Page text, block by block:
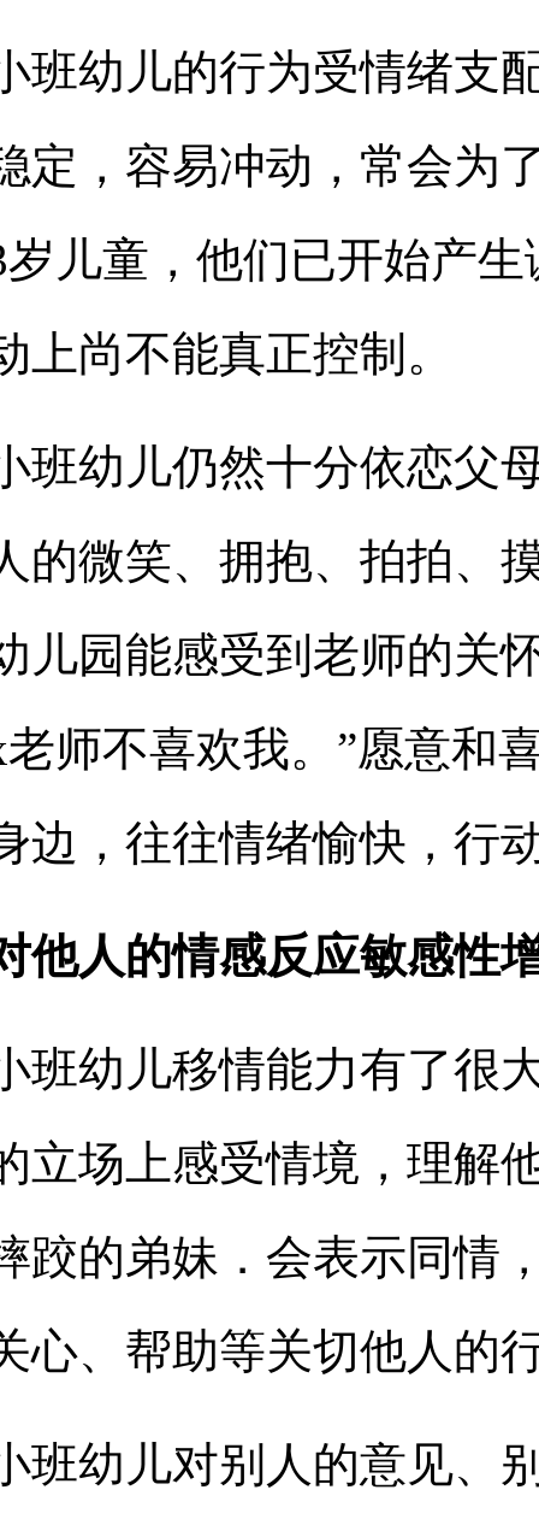
班幼儿的行为受情绪支
定，容易冲动，常会为
岁儿童，他们已开始产
上尚不能真正控制。
班幼儿仍然十分依恋父
的微笑、拥抱、拍拍、
儿园能感受到老师的关
老师不喜欢我。”愿意和
边，往往情绪愉快，行
他人的情感反应敏感性
班幼儿移情能力有了很
立场上感受情境，理解
跤的弟妹．会表示同情
心、帮助等关切他人的
班幼儿对别人的意见、